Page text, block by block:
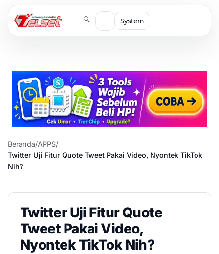
🔍 System
Beranda/APPS/
Twitter Uji Fitur Quote Tweet Pakai Video, Nyontek TikTok
Nih?
Twitter Uji Fitur Quote
Tweet Pakai Video,
Nyontek TikTok Nih?